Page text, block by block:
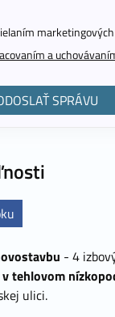
- 4
v tehlovom
ulici.
a